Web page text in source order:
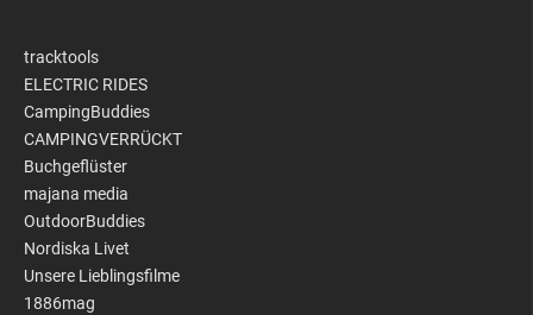
tracktools
ELECTRIC RIDES
CampingBuddies
CAMPINGVERRÜCKT
Buchgeflüster
majana media
OutdoorBuddies
Nordiska Livet
Unsere Lieblingsfilme
1886mag